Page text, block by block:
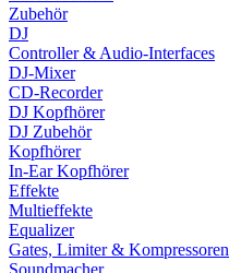
Zubehör
DJ
Controller & Audio-Interfaces
DJ-Mixer
CD-Recorder
DJ Kopfhörer
DJ Zubehör
Kopfhörer
In-Ear Kopfhörer
Effekte
Multieffekte
Equalizer
Gates, Limiter & Kompressoren
Soundmacher